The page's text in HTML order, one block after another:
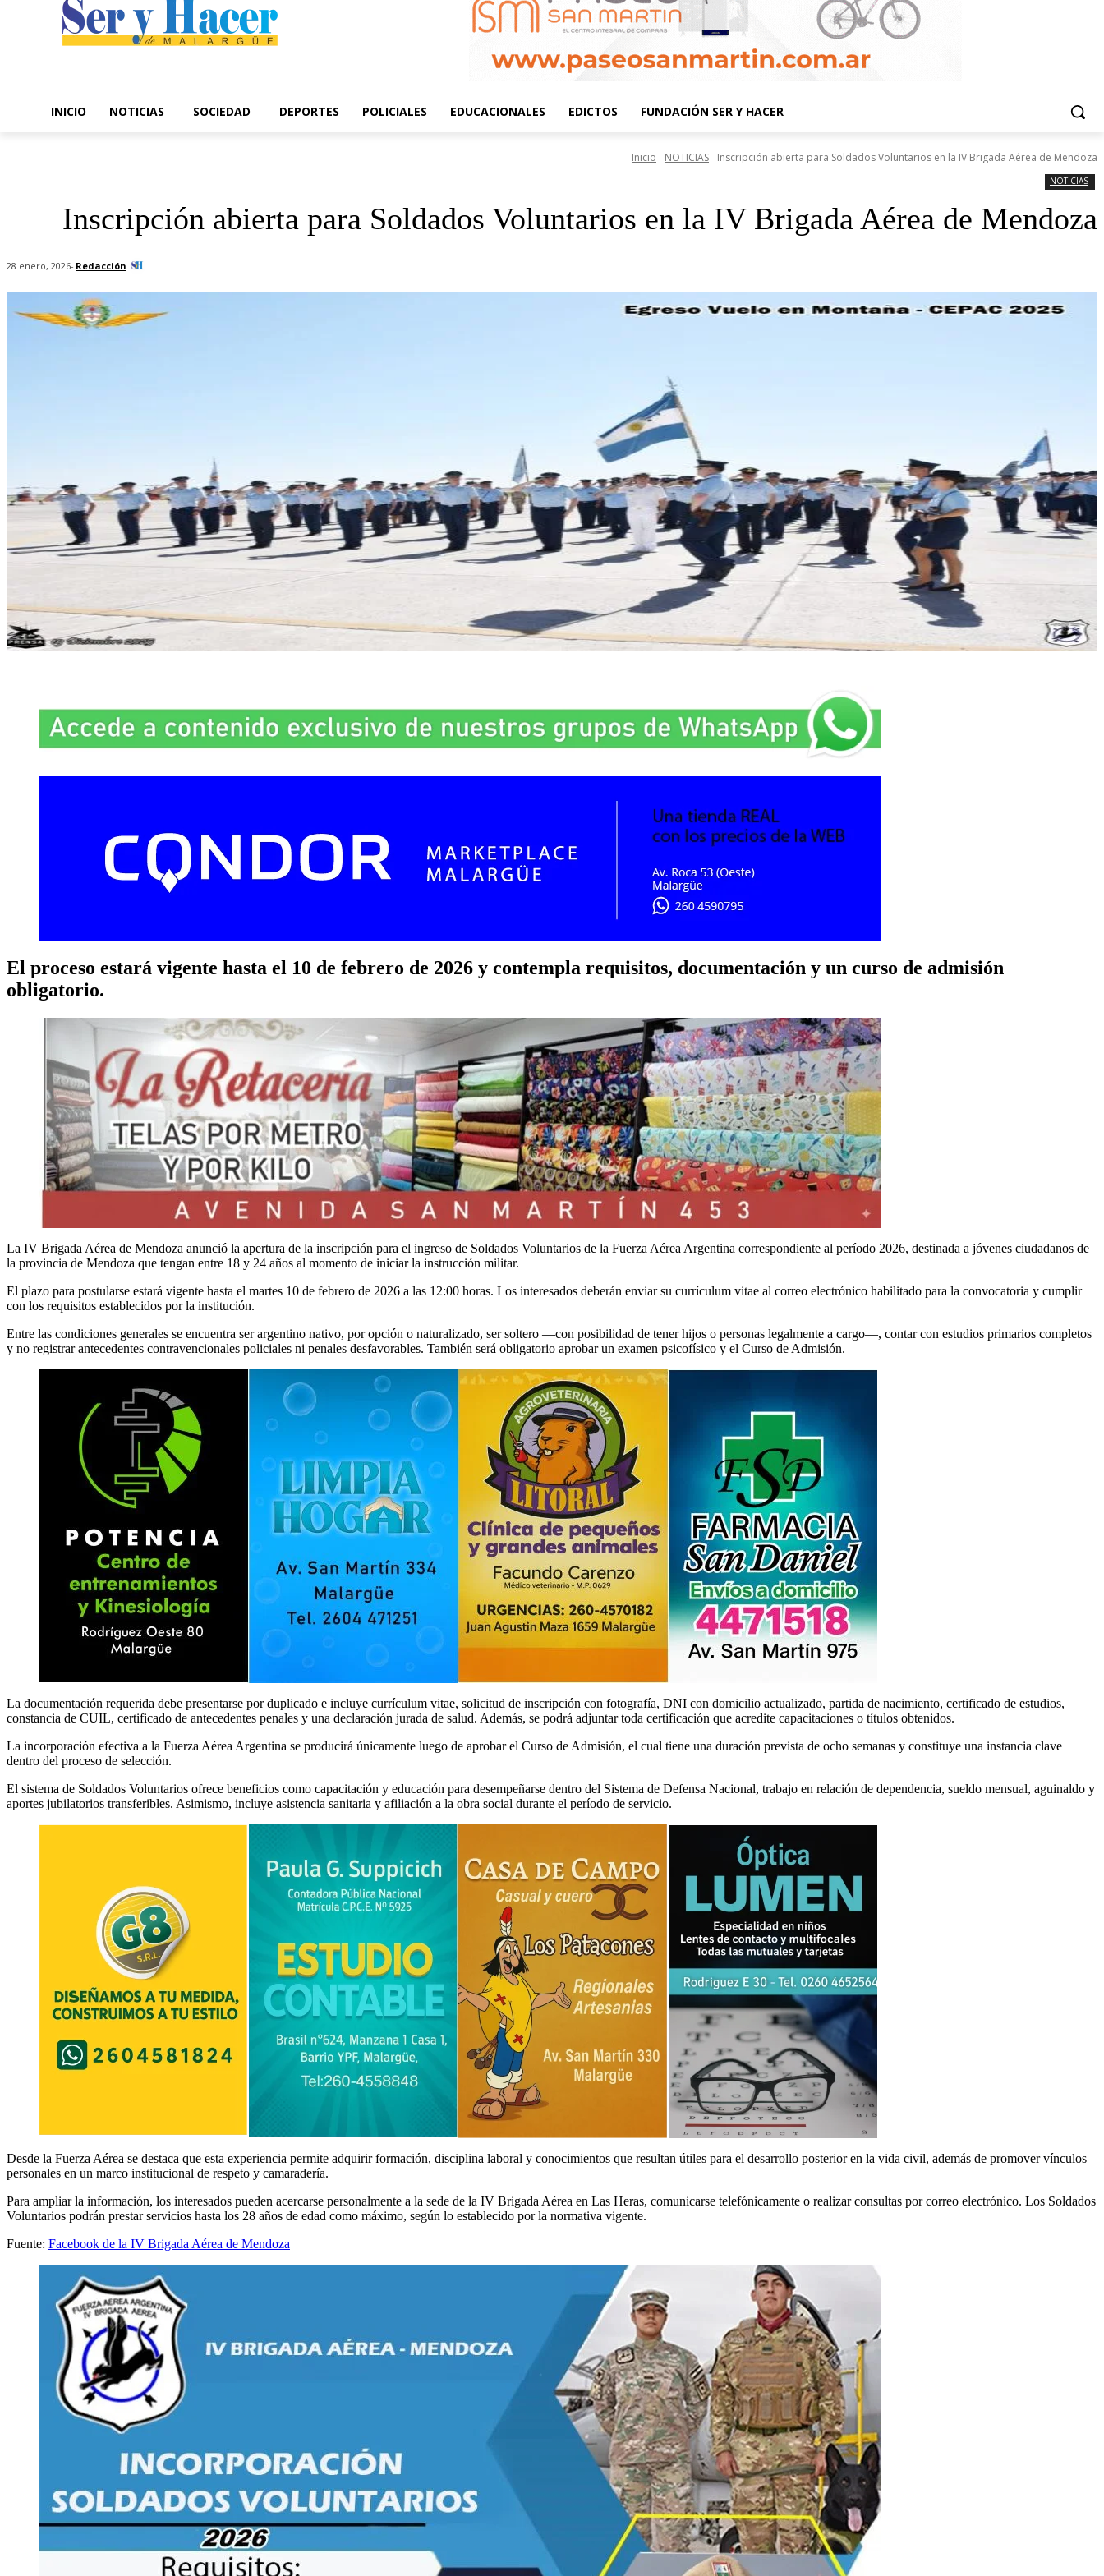
INICIO NOTICIAS SOCIEDAD DEPORTES POLICIALES EDUCACIONALES EDICTOS FUNDACIÓN SER Y HACER
Inicio NOTICIAS Inscripción abierta para Soldados Voluntarios en la IV Brigada Aérea de Mendoza
NOTICIAS
Inscripción abierta para Soldados Voluntarios en la IV Brigada Aérea de Mendoza
28 enero, 2026- Redacción
El proceso estará vigente hasta el 10 de febrero de 2026 y contempla requisitos, documentación y un curso de admisión
obligatorio.
La IV Brigada Aérea de Mendoza anunció la apertura de la inscripción para el ingreso de Soldados Voluntarios de la Fuerza Aérea Argentina correspondiente al período 2026, destinada a jóvenes ciudadanos de
la provincia de Mendoza que tengan entre 18 y 24 años al momento de iniciar la instrucción militar.
El plazo para postularse estará vigente hasta el martes 10 de febrero de 2026 a las 12:00 horas. Los interesados deberán enviar su currículum vitae al correo electrónico habilitado para la convocatoria y cumplir
con los requisitos establecidos por la institución.
Entre las condiciones generales se encuentra ser argentino nativo, por opción o naturalizado, ser soltero —con posibilidad de tener hijos o personas legalmente a cargo—, contar con estudios primarios completos
y no registrar antecedentes contravencionales policiales ni penales desfavorables. También será obligatorio aprobar un examen psicofísico y el Curso de Admisión.
La documentación requerida debe presentarse por duplicado e incluye currículum vitae, solicitud de inscripción con fotografía, DNI con domicilio actualizado, partida de nacimiento, certificado de estudios,
constancia de CUIL, certificado de antecedentes penales y una declaración jurada de salud. Además, se podrá adjuntar toda certificación que acredite capacitaciones o títulos obtenidos.
La incorporación efectiva a la Fuerza Aérea Argentina se producirá únicamente luego de aprobar el Curso de Admisión, el cual tiene una duración prevista de ocho semanas y constituye una instancia clave
dentro del proceso de selección.
El sistema de Soldados Voluntarios ofrece beneficios como capacitación y educación para desempeñarse dentro del Sistema de Defensa Nacional, trabajo en relación de dependencia, sueldo mensual, aguinaldo y
aportes jubilatorios transferibles. Asimismo, incluye asistencia sanitaria y afiliación a la obra social durante el período de servicio.
Desde la Fuerza Aérea se destaca que esta experiencia permite adquirir formación, disciplina laboral y conocimientos que resultan útiles para el desarrollo posterior en la vida civil, además de promover vínculos
personales en un marco institucional de respeto y camaradería.
Para ampliar la información, los interesados pueden acercarse personalmente a la sede de la IV Brigada Aérea en Las Heras, comunicarse telefónicamente o realizar consultas por correo electrónico. Los Soldados
Voluntarios podrán prestar servicios hasta los 28 años de edad como máximo, según lo establecido por la normativa vigente.
Fuente: Facebook de la IV Brigada Aérea de Mendoza